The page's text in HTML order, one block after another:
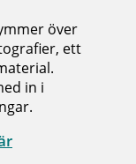
över
ett
in i